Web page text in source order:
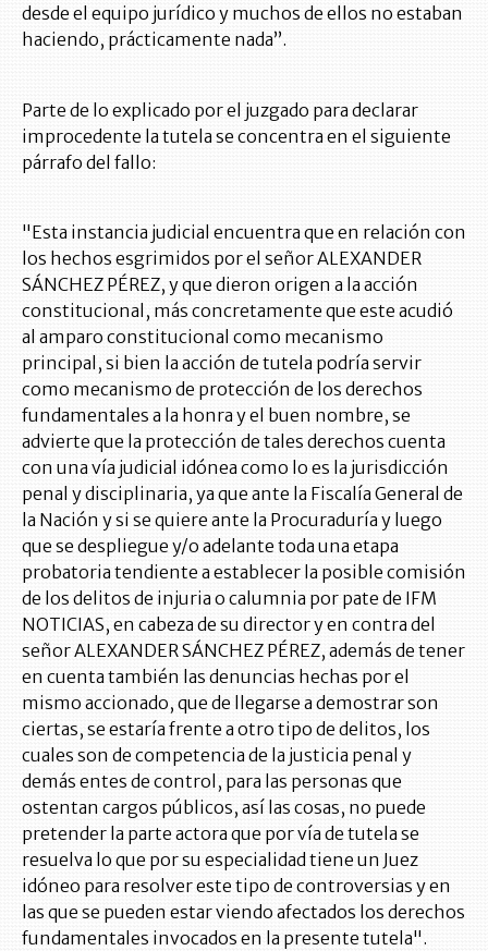
desde el equipo jurídico y muchos de ellos no estaban
haciendo, prácticamente nada”.
Parte de lo explicado por el juzgado para declarar
improcedente la tutela se concentra en el siguiente
párrafo del fallo:
"Esta instancia judicial encuentra que en relación con
los hechos esgrimidos por el señor ALEXANDER
SÁNCHEZ PÉREZ, y que dieron origen a la acción
constitucional, más concretamente que este acudió
al amparo constitucional como mecanismo
principal, si bien la acción de tutela podría servir
como mecanismo de protección de los derechos
fundamentales a la honra y el buen nombre, se
advierte que la protección de tales derechos cuenta
con una vía judicial idónea como lo es la jurisdicción
penal y disciplinaria, ya que ante la Fiscalía General de
la Nación y si se quiere ante la Procuraduría y luego
que se despliegue y/o adelante toda una etapa
probatoria tendiente a establecer la posible comisión
de los delitos de injuria o calumnia por pate de IFM
NOTICIAS, en cabeza de su director y en contra del
señor ALEXANDER SÁNCHEZ PÉREZ, además de tener
en cuenta también las denuncias hechas por el
mismo accionado, que de llegarse a demostrar son
ciertas, se estaría frente a otro tipo de delitos, los
cuales son de competencia de la justicia penal y
demás entes de control, para las personas que
ostentan cargos públicos, así las cosas, no puede
pretender la parte actora que por vía de tutela se
resuelva lo que por su especialidad tiene un Juez
idóneo para resolver este tipo de controversias y en
las que se pueden estar viendo afectados los derechos
fundamentales invocados en la presente tutela".